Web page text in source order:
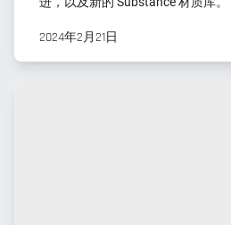
2024年2月21日